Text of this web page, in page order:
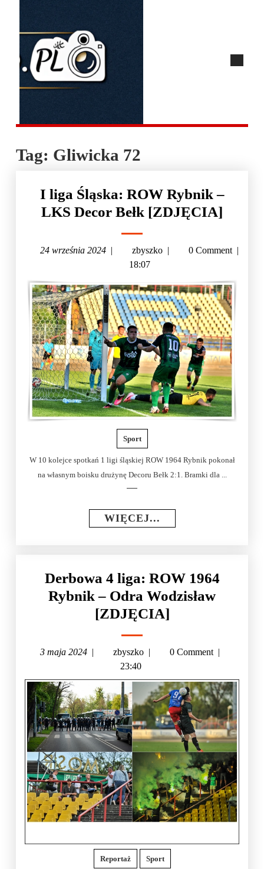
Tag: Gliwicka 72
I liga Śląska: ROW Rybnik –
LKS Decor Bełk [ZDJĘCIA]
24 września 2024 | zbyszko | 0 Comment |
18:07
Sport
W 10 kolejce spotkań 1 ligi śląskiej ROW 1964 Rybnik pokonał
na własnym boisku drużynę Decoru Bełk 2:1. Bramki dla ...
WIĘCEJ...
Derbowa 4 liga: ROW 1964
Rybnik – Odra Wodzisław
[ZDJĘCIA]
3 maja 2024 | zbyszko | 0 Comment |
23:40
Reportaż Sport